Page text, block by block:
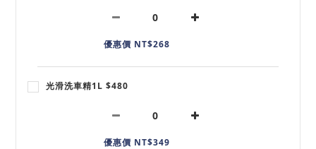
優惠價 NT$268
光滑洗車精1L $480
優惠價 NT$349